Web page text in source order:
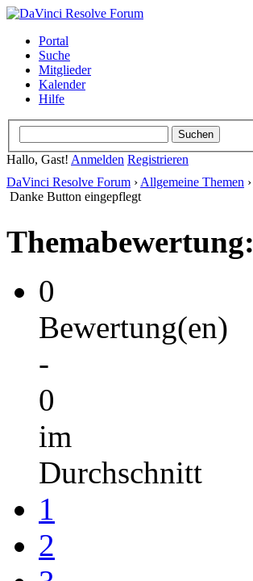
Portal
Suche
Mitglieder
Kalender
Hilfe
Hallo, Gast! Anmelden Registrieren
DaVinci Resolve Forum › Allgemeine Themen ›
Danke Button eingepflegt
Themabewertung:
0
Bewertung(en)
-
0
im
Durchschnitt
1
2